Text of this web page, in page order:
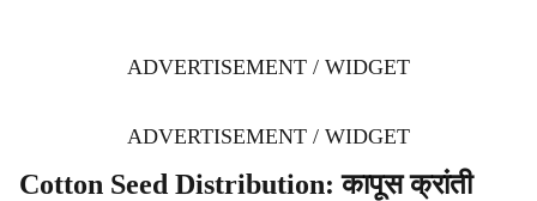
ADVERTISEMENT / WIDGET
ADVERTISEMENT / WIDGET
Cotton Seed Distribution: कापूस क्रांती